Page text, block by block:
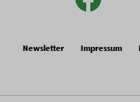
Newsletter Impressum